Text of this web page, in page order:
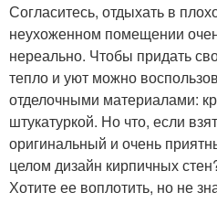
Согласитесь, отдыхать в
неухоженном помещении
нереально. Чтобы придать
тепло и уют можно
отделочными материалами:
штукатуркой. Но что, если
оригинальный и очень
целом дизайн кирпичных
Хотите ее воплотить, но не